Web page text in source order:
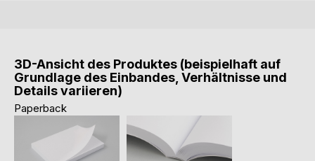
3D-Ansicht des Produktes (beispielhaft auf
Grundlage des Einbandes, Verhältnisse und
Details variieren)
Paperback